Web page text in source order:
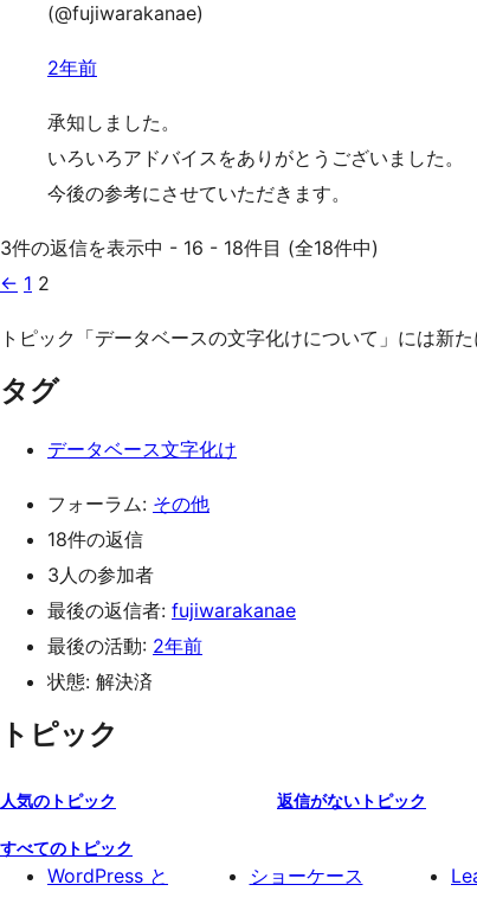
(@fujiwarakanae)
2年前
承知しました。
いろいろアドバイスをありがとうございました。
今後の参考にさせていただきます。
3件の返信を表示中 - 16 - 18件目 (全18件中)
← 1 2
トピック「データベースの文字化けについて」には新
タグ
データベース文字化け
フォーラム: その他
18件の返信
3人の参加者
最後の返信者: fujiwarakanae
最後の活動: 2年前
状態: 解決済
トピック
人気のトピック 返信がないトピック
すべてのトピック
WordPress と
ショーケース